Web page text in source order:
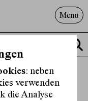
Menu
Programm
Offenes^Haus
Über uns
Besuch
: neben
verwenden
die Analyse